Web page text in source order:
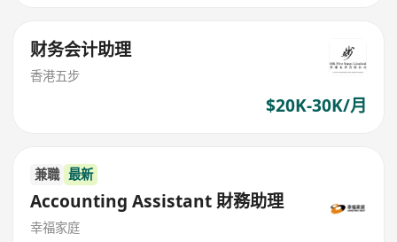
财务会计助理
香港五步
$20K-30K/月
兼職 最新
Accounting Assistant 財務助理
幸福家庭